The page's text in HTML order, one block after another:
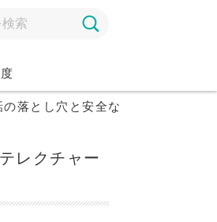
落とし穴と安全な対処法を解説
レクチャー